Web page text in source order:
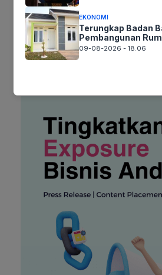
EKONOMI
Terungkap Badan
Pembangunan
09-08-2026 - 18.06